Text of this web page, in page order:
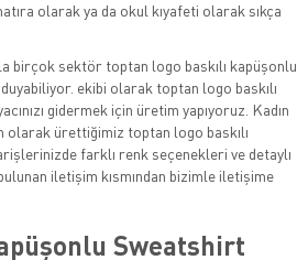
olarak ya da okul kıyafeti olarak sıkça
birçok sektör toptan logo baskılı kapüşonlu
ekibi olarak toptan logo baskılı
gidermek için üretim yapıyoruz. Kadın
olarak ürettiğimiz toptan logo baskılı
farklı renk seçenekleri ve detaylı
iletişim kısmından bizimle iletişime
Sweatshirt